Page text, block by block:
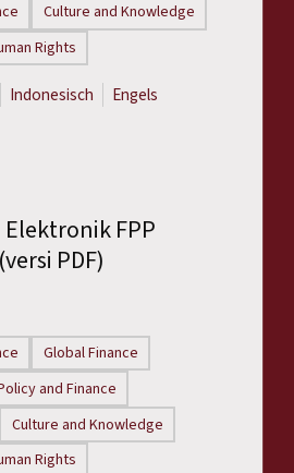
Culture and Knowledge
Rights
Indonesisch Engels
FPP
PDF)
Global Finance
and Finance
Culture and Knowledge
Rights